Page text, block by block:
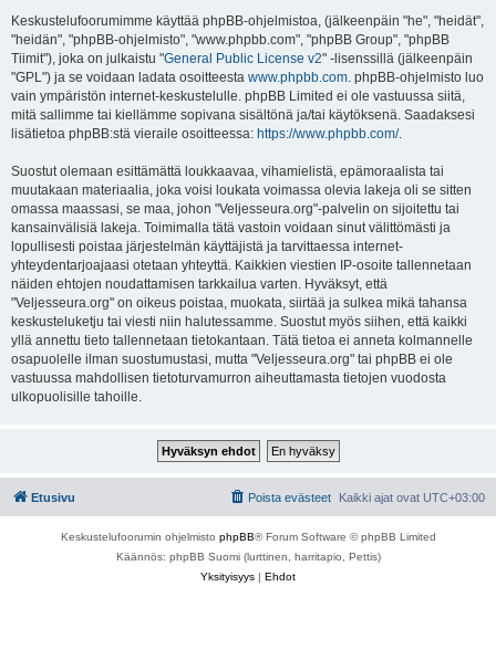
Keskustelufoorumimme käyttää phpBB-ohjelmistoa, (jälkeenpäin "he", "heidät",
"heidän", "phpBB-ohjelmisto", "www.phpbb.com", "phpBB Group", "phpBB
Tiimit"), joka on julkaistu "General Public License v2" -lisenssillä (jälkeenpäin
"GPL") ja se voidaan ladata osoitteesta www.phpbb.com. phpBB-ohjelmisto luo
vain ympäristön internet-keskustelulle. phpBB Limited ei ole vastuussa siitä,
mitä sallimme tai kiellämme sopivana sisältönä ja/tai käytöksenä. Saadaksesi
lisätietoa phpBB:stä vieraile osoitteessa: https://www.phpbb.com/.
Suostut olemaan esittämättä loukkaavaa, vihamielistä, epämoraalista tai
muutakaan materiaalia, joka voisi loukata voimassa olevia lakeja oli se sitten
omassa maassasi, se maa, johon "Veljesseura.org"-palvelin on sijoitettu tai
kansainvälisiä lakeja. Toimimalla tätä vastoin voidaan sinut välittömästi ja
lopullisesti poistaa järjestelmän käyttäjistä ja tarvittaessa internet-
yhteydentarjoajaasi otetaan yhteyttä. Kaikkien viestien IP-osoite tallennetaan
näiden ehtojen noudattamisen tarkkailua varten. Hyväksyt, että
"Veljesseura.org" on oikeus poistaa, muokata, siirtää ja sulkea mikä tahansa
keskusteluketju tai viesti niin halutessamme. Suostut myös siihen, että kaikki
yllä annettu tieto tallennetaan tietokantaan. Tätä tietoa ei anneta kolmannelle
osapuolelle ilman suostumustasi, mutta "Veljesseura.org" tai phpBB ei ole
vastuussa mahdollisen tietoturvamurron aiheuttamasta tietojen vuodosta
ulkopuolisille tahoille.
Etusivu Kaikki ajat ovat UTC+03:00
Poista evästeet
Keskustelufoorumin ohjelmisto phpBB® Forum Software © phpBB Limited
Käännös: phpBB Suomi (lurttinen, harritapio, Pettis)
Yksityisyys | Ehdot